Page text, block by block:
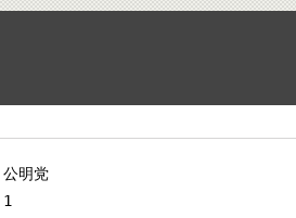
公明党
1